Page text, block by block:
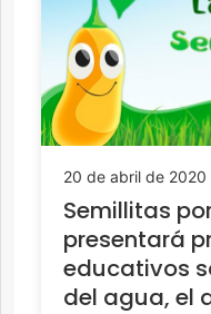
20 de abril de 2020
Semillitas
presentará
educativos
del agua, el